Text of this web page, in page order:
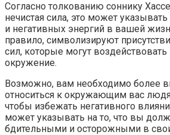
Согласно толкованию соннику
нечистая сила, это может
и негативных энергий в вашей
правило, символизируют
сил, которые могут
окружение.
Возможно, вам необходимо более
относиться к окружающим вас
чтобы избежать негативного
может указывать на то, что вы
бдительными и осторожными в